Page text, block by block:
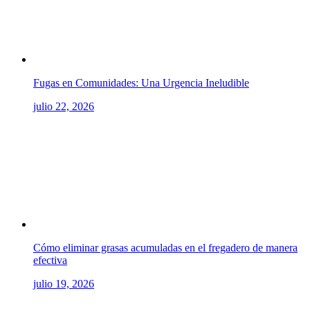
Fugas en Comunidades: Una Urgencia Ineludible
julio 22, 2026
Cómo eliminar grasas acumuladas en el fregadero de manera
efectiva
julio 19, 2026